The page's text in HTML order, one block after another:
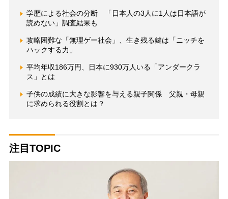
学歴による社会の分断 「日本人の3人に1人は日本語が
読めない」調査結果も
攻略困難な「無理ゲー社会」、生き残る鍵は「ニッチを
ハックする力」
平均年収186万円、日本に930万人いる「アンダークラ
ス」とは
子供の成績に大きな影響を与える親子関係 父親・母親
に求められる役割とは？
注目TOPIC